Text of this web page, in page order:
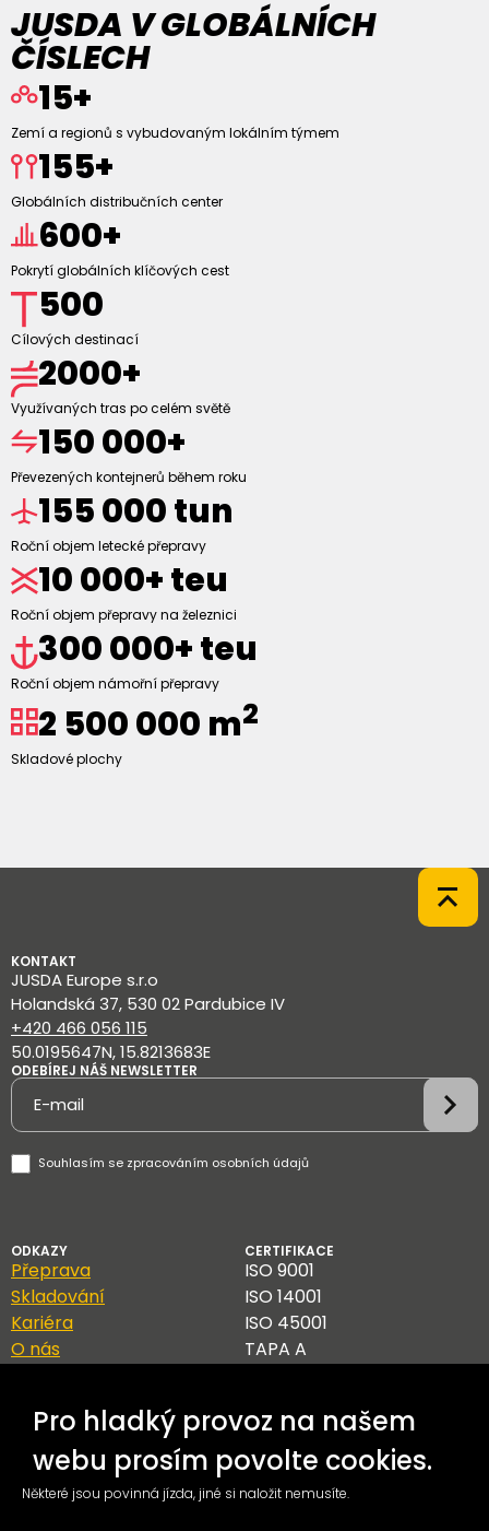
Pro hladký provoz na našem
webu prosím povolte cookies.
Některé jsou povinná jízda, jiné si naložit nemusíte.
JUSDA V GLOBÁLNÍCH
ČÍSLECH
15+
Zemí a regionů s vybudovaným lokálním týmem
155+
Globálních distribučních center
600+
Pokrytí globálních klíčových cest
500
Cílových destinací
2000+
Využívaných tras po celém světě
150 000+
Převezených kontejnerů během roku
155 000 tun
Roční objem letecké přepravy
10 000+ teu
Roční objem přepravy na železnici
300 000+ teu
Roční objem námořní přepravy
2 500 000 m2
Skladové plochy
KONTAKT
JUSDA Europe s.r.o
Holandská 37, 530 02 Pardubice IV
+420 466 056 115
50.0195647N, 15.8213683E
ODEBÍREJ NÁŠ NEWSLETTER
Newsletter
Souhlasím se zpracováním osobních údajů
ODKAZY
Přeprava
Skladování
Kariéra
O nás
GDPR
Etický kodex
Sledování zásilek
Obchodní podmínky
CERTIFIKACE
ISO 9001
ISO 14001
ISO 45001
TAPA A